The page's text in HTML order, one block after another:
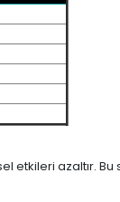
etkileri azaltır.